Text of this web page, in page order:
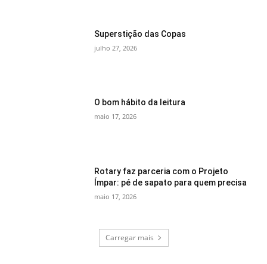
Superstição das Copas
julho 27, 2026
O bom hábito da leitura
maio 17, 2026
Rotary faz parceria com o Projeto
Ímpar: pé de sapato para quem precisa
maio 17, 2026
Carregar mais